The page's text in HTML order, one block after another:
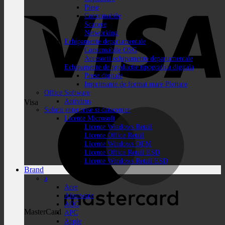
Visa
MasterCard
Piese
Consumabile
Scanere
Networking
Echipamente departamentale
Consumabile OSG
Accesorii echipamente departamentale
Echipamente de productie tipografica digitala
Prese digitale
Imprimante de format mare Plottare
Office Software
Antivirus
Solutii enterprise si datacenter
Licente Microsoft
Licente Windows Retail
Licente Office Retail
Licente Windows OEM
Licente Office Retail ESD
Licente Windows Retail ESD
Brand
a
Acer
Alienware
AOC
APC
Apple